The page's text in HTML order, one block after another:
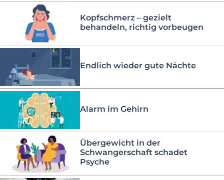
Kopfschmerz – gezielt
behandeln, richtig vorbeugen
Endlich wieder gute Nächte
Alarm im Gehirn
Übergewicht in der
Schwangerschaft schadet
Psyche